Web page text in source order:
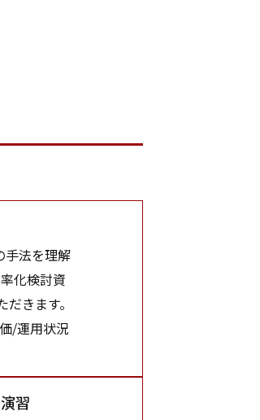
手法を理解
化検討資
きます。
/運用状況
習